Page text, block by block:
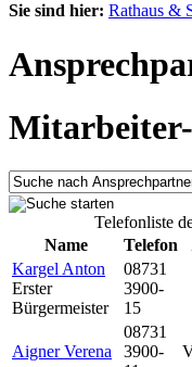
Sie sind hier: Rathaus &
Telefonliste
Name
Telefon
Kargel Anton
Erster
Bürgermeister
08731
3900-
15
Aigner Verena
08731
3900-